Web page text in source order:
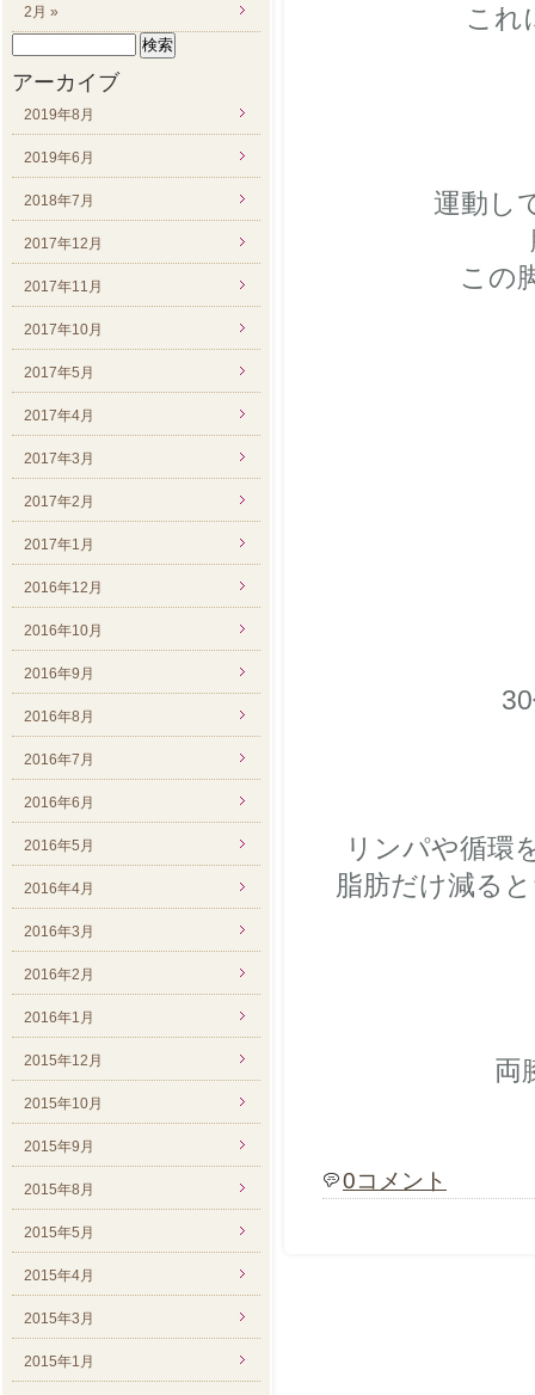
これ
運動し
この
リンパや循環
脂肪だけ減る
両
0コメント
2月 »
アーカイブ
2019年8月
2019年6月
2018年7月
2017年12月
2017年11月
2017年10月
2017年5月
2017年4月
2017年3月
2017年2月
2017年1月
2016年12月
2016年10月
2016年9月
2016年8月
2016年7月
2016年6月
2016年5月
2016年4月
2016年3月
2016年2月
2016年1月
2015年12月
2015年10月
2015年9月
2015年8月
2015年5月
2015年4月
2015年3月
2015年1月